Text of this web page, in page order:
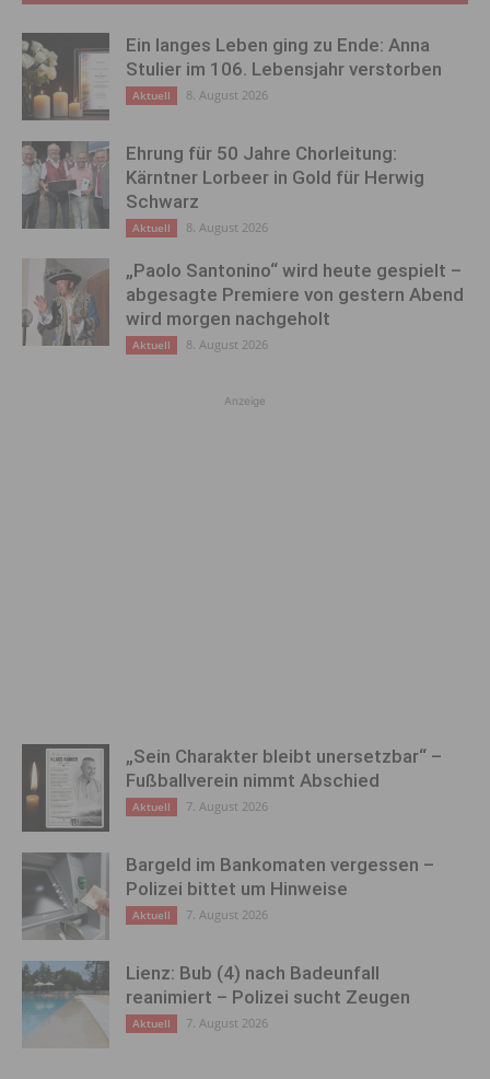
Ein langes Leben ging zu Ende: Anna
Stulier im 106. Lebensjahr verstorben
Aktuell 8. August 2026
Ehrung für 50 Jahre Chorleitung:
Kärntner Lorbeer in Gold für Herwig
Schwarz
Aktuell 8. August 2026
„Paolo Santonino“ wird heute gespielt –
abgesagte Premiere von gestern Abend
wird morgen nachgeholt
Aktuell 8. August 2026
Anzeige
„Sein Charakter bleibt unersetzbar“ –
Fußballverein nimmt Abschied
Aktuell 7. August 2026
Bargeld im Bankomaten vergessen –
Polizei bittet um Hinweise
Aktuell 7. August 2026
Lienz: Bub (4) nach Badeunfall
reanimiert – Polizei sucht Zeugen
Aktuell 7. August 2026